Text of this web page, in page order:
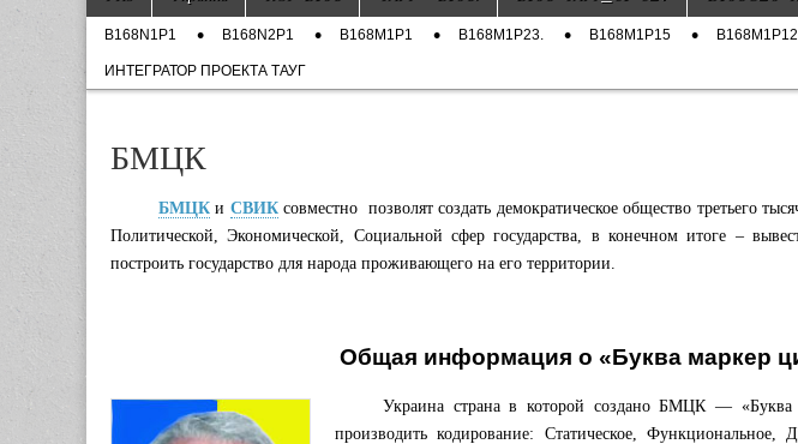
сайт – проекта
ТАУГ на основе
модели структуры
государства
Украина
menu
content
SubB168N1P1 B168N2P1 B168M1P1 B168M1P23. B168M1P15 B168M1P12
ИНТЕГРАТОР ПРОЕКТА ТАУГ
БМЦК
БМЦК и СВИКсовместно позволят создать демократическое общество третьего
Политической, Экономической, Социальной сфер государства, в конечном итоге –
построить государство для народа проживающего на его территории.
Общая информация о «Буква маркер
Украина страна в которой созданоБМЦК— «Буква
производить кодирование: Статическое,